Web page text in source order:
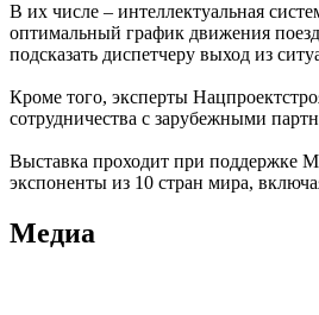
В их числе – интеллектуальная
оптимальный график движения
подсказать диспетчеру выход из
Кроме того, эксперты
сотрудничества с зарубежными
Выставка проходит при поддержке
экспоненты из 10 стран мира,
Медиа